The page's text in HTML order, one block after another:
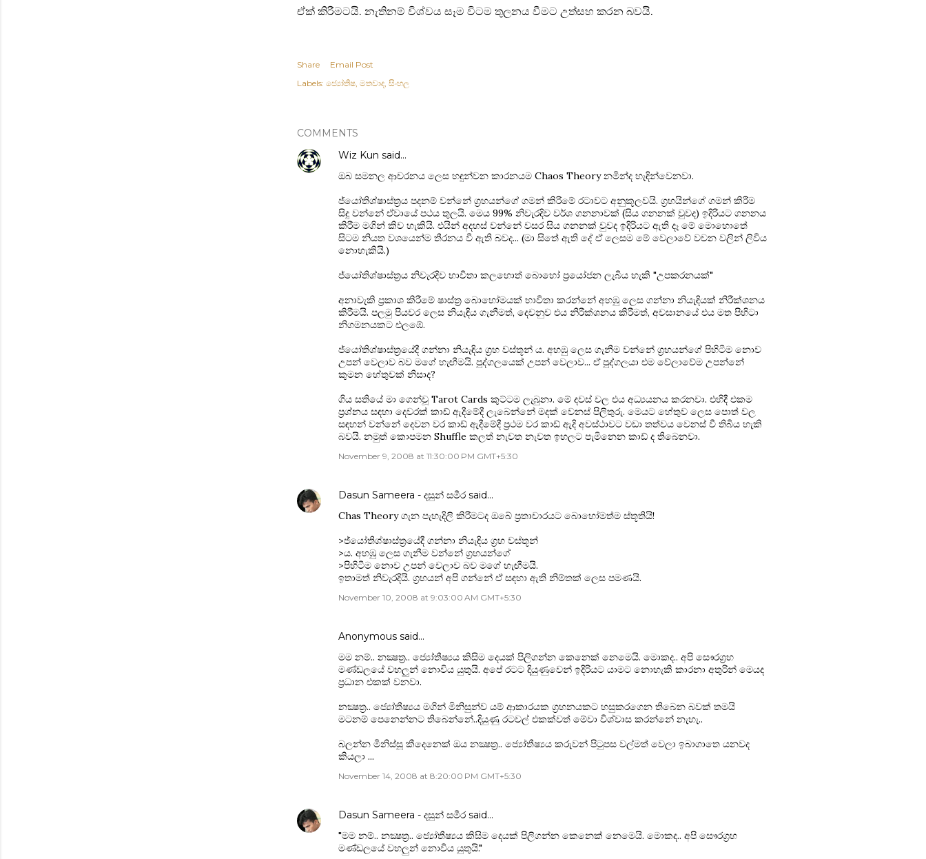
ඒක් කිරීමටයි. නැතිනම් විශ්වය සෑම විටම තුලනය වීමට උත්සහ කරන බවයි.
Share
Email Post
Labels: ජ්‍යෝතිෂ මතවාද සිංහල
COMMENTS
Wiz Kun said…
ඔබ සමනල ආචරනය ලෙස හඳුන්වන කාරනයම Chaos Theory නමින්ද හැඳින්වෙනවා.
ජ්යෝතිශ්ෂාස්ත්‍රය පදනම් වන්නේ ග්‍රහයන්ගේ ගමන් කිරීමේ රටාවට අනුකූලවයි. ග්‍රහයින්ගේ ගමන් කිරීම
සිදු වන්නේ ඒවායේ පථය තුලයි. මෙය 99% නිවැරදිව වර්ශ ගනනාවක් (සිය ගනනක් වුවද) ඉදිරියට ගනනය
කිරීම මගින් කිව හැකියි. එයින් අදහස් වන්නේ වසර සිය ගනනක් වුවද ඉදිරියට ඇති දෑ මේ මොහොතේ
සිටම නියත වශයෙන්ම තීරනය වී ඇති බවද... (මා සිතේ ඇති දේ ඒ ලෙසම මේ වෙලාවේ වචන වලින් ලිවිය
නොහැකියි.)
ජ්යෝතිශ්ෂාස්ත්‍රය නිවැරදිව භාවිතා කලහොත් බොහෝ ප්‍රයෝජන ලැබිය හැකි "උපකරනයක්"
අනාවැකි ප්‍රකාශ කිරීමේ ෂාස්ත්‍ර බොහෝමයක් භාවිතා කරන්නේ අහඹු ලෙස ගන්නා නියැඳියක් නිරීක්ශනය
කිරීමයි. පලමු පියවර ලෙස නියැඳිය ගැනීමත්, දෙවනුව එය නිරීක්ශනය කිරීමත්, අවසානයේ එය මත පිහිටා
නිගමනයකට එලඹේ.
ජ්යෝතිශ්ෂාස්ත්‍රයේදී ගන්නා නියැඳිය ග්‍රහ වස්තූන් ය. අහඹු ලෙස ගැනීම වන්නේ ග්‍රහයන්ගේ පිහිටීම නොව
උපන් වෙලාව බව මගේ හැඟීමයි. පුද්ගලයෙක් උපන් වෙලාව... ඒ පුද්ගලයා එම වේලාවේම උපන්නේ
කුමන හේතුවක් නිසාද?
ගිය සතියේ මා ගෙන්වූ Tarot Cards කුට්ටම ලැබුනා. මේ දවස් වල එය අධ්‍යයනය කරනවා. එහිදී එකම
ප්‍රශ්නය සඳහා දෙවරක් කාඩ් ඇදීමේදී ලැබෙන්නේ මදක් වෙනස් පිලිතුරු. මෙයට හේතුව ලෙස පොත් වල
සඳහන් වන්නේ දෙවන වර කාඩ් ඇදීමේදී ප්‍රථම වර කාඩ් ඇදි අවස්ථාවට වඩා තත්වය වෙනස් වී තිබිය හැකි
බවයි. නමුත් කොපමන Shuffle කලත් නැවත නැවත ඉහලට පැමිනෙන කාඩ් ද තිබෙනවා.
November 9, 2008 at 11:30:00 PM GMT+5:30
Dasun Sameera - දසුන් සමීර said…
Chas Theory ගැන පැහැදිලි කිරීමටද ඔබේ ප්‍රතාචාරයට බොහෝමත්ම ස්තූතියි!
>ජ්යෝතිශ්ෂාස්ත්‍රයේදී ගන්නා නියැඳිය ග්‍රහ වස්තූන්
>ය. අහඹු ලෙස ගැනීම වන්නේ ග්‍රහයන්ගේ
>පිහිටීම නොව උපන් වෙලාව බව මගේ හැඟීමයි.
ඉතාමත් නිවැ‍රදියි. ග්‍රහයන් අපි ගන්නේ ඒ සඳහා ඇති නිම්තක් ලෙස පමණයි.
November 10, 2008 at 9:03:00 AM GMT+5:30
Anonymous said…
මම නම්.. නක්‍ෂත්‍ර.. ජ්‍යෝතීෂ්‍යය කිසිම දෙයක් පිලිගන්න කෙනෙක් නෙමෙයි. මොකද.. අපි සෞරග්‍රහ
මණ්ඩලයේ වහලුන් නොවිය යුතුයි. අපේ රටට දියුණුවෙන් ඉදිරියට යාමට නොහැකි කාරනා අතුරින් මෙයද
ප්‍රධාන එකක් වනවා.
නක්‍ෂත්‍ර.. ජ්‍යෝතීෂ්‍යය මගින් මිනිසුන්ව යම් ආකාරයක ග්‍රහනයකට හසුකරගෙන තිබෙන බවක් තමයි
මටනම් පෙනෙන්නට තිබෙන්නේ..දියුණු රටවල් එකක්වත් මේවා විශ්වාස කරන්නේ නැහැ..
බලන්න මිනිස්සූ කීදෙනෙක් ඔය නක්‍ෂත්‍ර.. ජ්‍යෝතීෂ්‍යය කරුවන් පිටුපස වල්මත් වෙලා ඉබාගාතෙ යනවද
කියලා ...
November 14, 2008 at 8:20:00 PM GMT+5:30
Dasun Sameera - දසුන් සමීර said…
"මම නම්.. නක්‍ෂත්‍ර.. ජ්‍යෝතීෂ්‍යය කිසිම දෙයක් පිලිගන්න කෙනෙක් නෙමෙයි. මොකද.. අපි සෞරග්‍රහ
මණ්ඩලයේ වහලුන් නොවිය යුතුයි."